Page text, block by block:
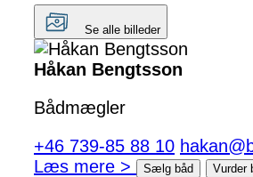
Se alle billeder
Håkan Bengtsson
Bådmægler
+46 739-85 88 10
Læs mere >
Sælg båd Vurder